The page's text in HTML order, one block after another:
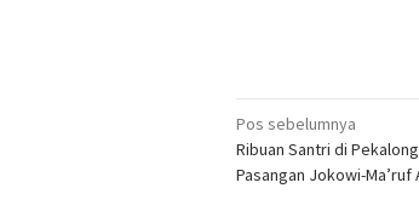
Navigasi
pos
Pos sebelumnya
Ribuan Santri di
Pasangan Jokowi-Ma’ruf